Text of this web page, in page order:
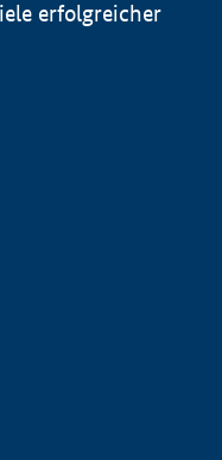
erfolgreicher